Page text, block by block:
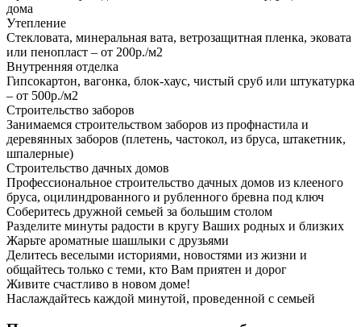
дома
Утепление
Стекловата, минеральная вата, ветрозащитная пленка, эковата
или пенопласт – от 200р./м2
Внутренняя отделка
Гипсокартон, вагонка, блок-хаус, чистый сруб или штукатурка
– от 500р./м2
Строительство заборов
Занимаемся строительством заборов из профнастила и
деревянных заборов (плетень, частокол, из бруса, штакетник,
шпалерные)
Строительство дачных домов
Профессиональное строительство дачных домов из клееного
бруса, оцилиндрованного и рубленного бревна под ключ
Соберитесь дружной семьей за большим столом
Разделите минуты радости в кругу Ваших родных и близких
Жарьте ароматные шашлыки с друзьями
Делитесь веселыми историями, новостями из жизни и
общайтесь только с теми, кто Вам приятен и дорог
Живите счастливо в новом доме!
Наслаждайтесь каждой минутой, проведенной с семьей